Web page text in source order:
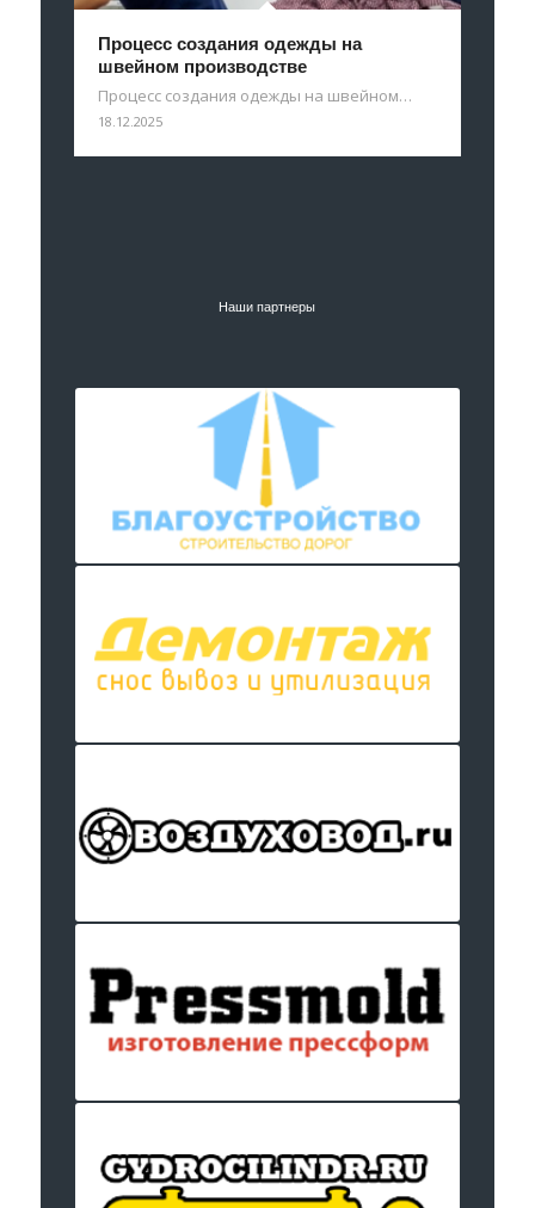
Процесс создания одежды на
швейном производстве
Процесс создания одежды на швейном…
18.12.2025
Наши партнеры